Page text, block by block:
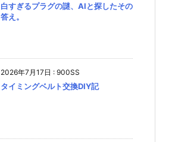
白すぎるプラグの謎、AIと探したその
答え。
2026年7月17日 : 900SS
タイミングベルト交換DIY記